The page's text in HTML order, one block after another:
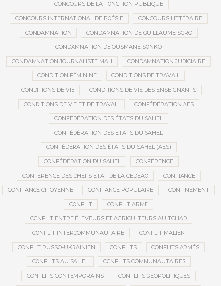
CONCOURS DE LA FONCTION PUBLIQUE
CONCOURS INTERNATIONAL DE POÉSIE CONCOURS LITTÉRAIRE
CONDAMNATION CONDAMNATION DE GUILLAUME SORO
CONDAMNATION DE OUSMANE SONKO
CONDAMNATION JOURNALISTE MALI CONDAMNATION JUDICIAIRE
CONDITION FÉMININE CONDITIONS DE TRAVAIL
CONDITIONS DE VIE CONDITIONS DE VIE DES ENSEIGNANTS
CONDITIONS DE VIE ET DE TRAVAIL CONFÉDÉRATION AES
CONFÉDÉRATION DES ÉTATS DU SAHEL
CONFÉDÉRATION DES ETATS DU SAHEL
CONFÉDÉRATION DES ÉTATS DU SAHEL (AES)
CONFÉDÉRATION DU SAHEL CONFÉRENCE
CONFÉRENCE DES CHEFS ETAT DE LA CEDEAO CONFIANCE
CONFIANCE CITOYENNE CONFIANCE POPULAIRE CONFINEMENT
CONFLIT CONFLIT ARMÉ
CONFLIT ENTRE ÉLEVEURS ET AGRICULTEURS AU TCHAD
CONFLIT INTERCOMMUNAUTAIRE CONFLIT MALIEN
CONFLIT RUSSO-UKRAINIEN CONFLITS CONFLITS ARMÉS
CONFLITS AU SAHEL CONFLITS COMMUNAUTAIRES
CONFLITS CONTEMPORAINS CONFLITS GÉOPOLITIQUES